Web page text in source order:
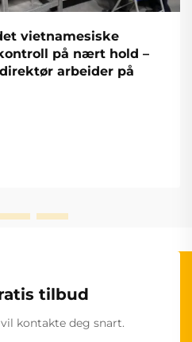
vietnamesiske
på nært hold –
arbeider på
tilbud
kontakte deg snart.